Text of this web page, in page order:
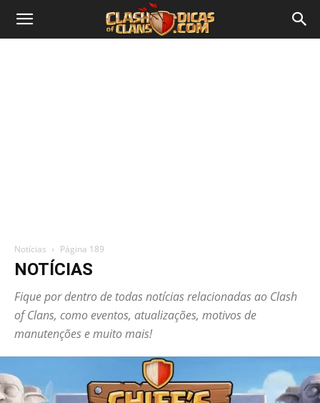
Notícias Página 189
NOTÍCIAS
Fique por dentro de todas notícias relacionadas ao Clash
of Clans, como eventos, atualizações, motivos de
manutenções e muito mais!